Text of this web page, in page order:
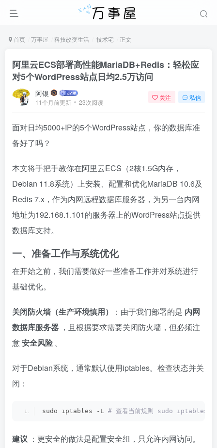
首页 万事屋 科技改变生活 技术宅 正文
阿里云ECS部署高性能MariaDB+Redis：轻松应
对5个WordPress站点日均2.5万访问
阿银
11个月前更新 23次阅读
关注 私信
面对日均5000+IP的5个WordPress站点，你的数据库准
备好了吗？
本文将手把手教你在阿里云ECS（2核1.5G内存，
Debian 11.8系统）上安装、配置和优化MariaDB 10.6及
Redis 7.x，作为内网远程数据库服务器，为另一台内网
地址为192.168.1.101的服务器上的WordPress站点提供
数据库支持。
一、准备工作与系统优化
在开始之前，我们需要做好一些准备工作并对系统进行
基础优化。
关闭防火墙（生产环境慎用） ：由于我们部署的是 内网
数据库服务器 ，且根据要求需要关闭防火墙，但必须注
意安全风险。
对于Debian系统，通常默认使用iptables。检查状态并关
闭：
sudo iptables -L # 查看当前规则 sudo iptables-
建议 ：更安全的做法是配置安全组，只允许内网访问。